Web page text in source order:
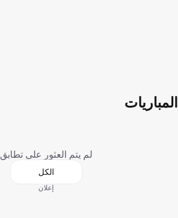
المباريات
لم يتم العثور على تطابق
الكل
إعلان